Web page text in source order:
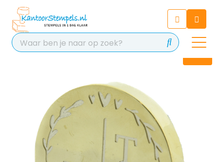
Chat 24/7 met onze chatbot
voor hulp
Contact